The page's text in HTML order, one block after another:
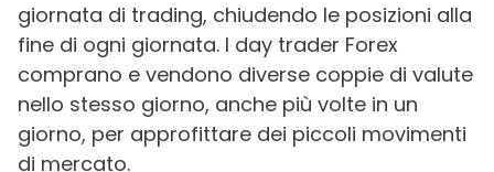
giornata di trading, chiudendo le posizioni alla
fine di ogni giornata. I day trader Forex
comprano e vendono diverse coppie di valute
nello stesso giorno, anche più volte in un
giorno, per approfittare dei piccoli movimenti
di mercato.